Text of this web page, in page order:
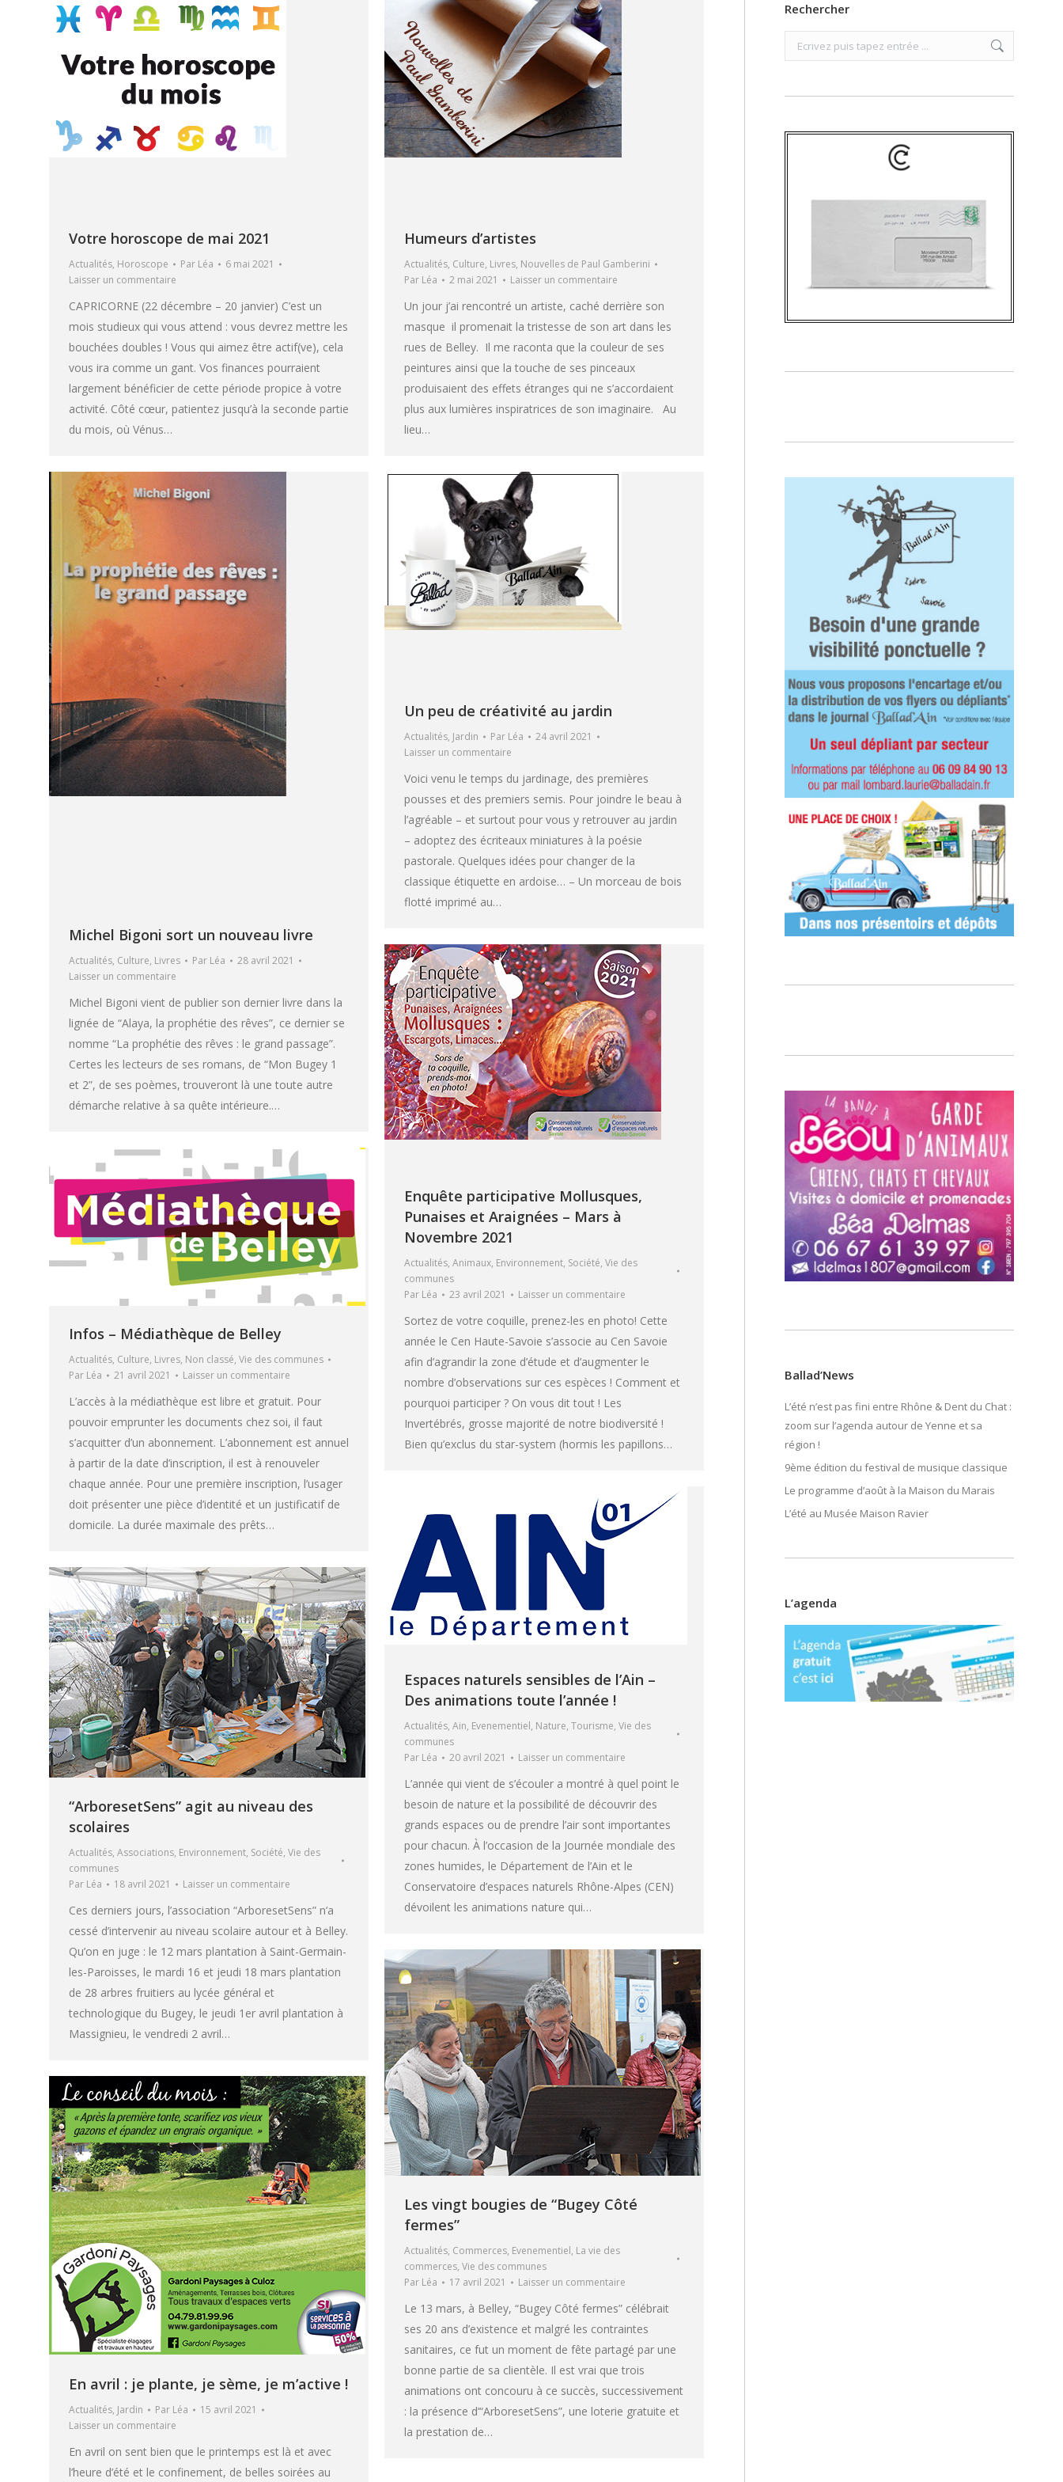
Votre horoscope de mai 2021
Actualités, Horoscope Par Léa
6 mai 2021
Laisser un commentaire
CAPRICORNE (22 décembre – 20 janvier) C’est un
mois studieux qui vous attend : vous devrez mettre les
bouchées doubles ! Vous qui aimez être actif(ve), cela
vous ira comme un gant. Vos finances pourraient
largement bénéficier de cette période propice à votre
activité. Côté cœur, patientez jusqu’à la seconde partie
du mois, où Vénus…
Humeurs d’artistes
Actualités, Culture, Livres, Nouvelles de Paul Gamberini
Par Léa 2 mai 2021 Laisser un commentaire
Un jour j’ai rencontré un artiste, caché derrière son
masque il promenait la tristesse de son art dans les
rues de Belley. Il me raconta que la couleur de ses
peintures ainsi que la touche de ses pinceaux
produisaient des effets étranges qui ne s’accordaient
plus aux lumières inspiratrices de son imaginaire. Au
lieu…
Michel Bigoni sort un nouveau livre
Actualités, Culture, Livres Par Léa
28 avril 2021
Laisser un commentaire
Michel Bigoni vient de publier son dernier livre dans la
lignée de “Alaya, la prophétie des rêves”, ce dernier se
nomme “La prophétie des rêves : le grand passage”.
Certes les lecteurs de ses romans, de “Mon Bugey 1
et 2”, de ses poèmes, trouveront là une toute autre
démarche relative à sa quête intérieure.…
Un peu de créativité au jardin
Actualités, Jardin Par Léa
24 avril 2021
Laisser un commentaire
Voici venu le temps du jardinage, des premières
pousses et des premiers semis. Pour joindre le beau à
l’agréable – et surtout pour vous y retrouver au jardin
– adoptez des écriteaux miniatures à la poésie
pastorale. Quelques idées pour changer de la
classique étiquette en ardoise… – Un morceau de bois
flotté imprimé au…
Enquête participative Mollusques,
Punaises et Araignées – Mars à
Novembre 2021
Actualités, Animaux, Environnement, Société, Vie des
communes
Par Léa 23 avril 2021 Laisser un commentaire
Sortez de votre coquille, prenez-les en photo! Cette
année le Cen Haute-Savoie s’associe au Cen Savoie
afin d’agrandir la zone d’étude et d’augmenter le
nombre d’observations sur ces espèces ! Comment et
pourquoi participer ? On vous dit tout ! Les
Invertébrés, grosse majorité de notre biodiversité !
Bien qu’exclus du star-system (hormis les papillons…
Infos – Médiathèque de Belley
Actualités, Culture, Livres, Non classé, Vie des communes
Par Léa 21 avril 2021 Laisser un commentaire
L’accès à la médiathèque est libre et gratuit. Pour
pouvoir emprunter les documents chez soi, il faut
s’acquitter d’un abonnement. L’abonnement est annuel
à partir de la date d’inscription, il est à renouveler
chaque année. Pour une première inscription, l’usager
doit présenter une pièce d’identité et un justificatif de
domicile. La durée maximale des prêts…
Espaces naturels sensibles de l’Ain –
Des animations toute l’année !
Actualités, Ain, Evenementiel, Nature, Tourisme, Vie des
communes
Par Léa 20 avril 2021 Laisser un commentaire
L’année qui vient de s’écouler a montré à quel point le
besoin de nature et la possibilité de découvrir des
grands espaces ou de prendre l’air sont importantes
pour chacun. À l’occasion de la Journée mondiale des
zones humides, le Département de l’Ain et le
Conservatoire d’espaces naturels Rhône-Alpes (CEN)
dévoilent les animations nature qui…
“ArboresetSens” agit au niveau des
scolaires
Actualités, Associations, Environnement, Société, Vie des
communes
Par Léa 18 avril 2021 Laisser un commentaire
Ces derniers jours, l’association “ArboresetSens” n’a
cessé d’intervenir au niveau scolaire autour et à Belley.
Qu’on en juge : le 12 mars plantation à Saint-Germain-
les-Paroisses, le mardi 16 et jeudi 18 mars plantation
de 28 arbres fruitiers au lycée général et
technologique du Bugey, le jeudi 1er avril plantation à
Massignieu, le vendredi 2 avril…
Les vingt bougies de “Bugey Côté
fermes”
Actualités, Commerces, Evenementiel, La vie des
commerces, Vie des communes
Par Léa 17 avril 2021 Laisser un commentaire
Le 13 mars, à Belley, “Bugey Côté fermes” célébrait
ses 20 ans d’existence et malgré les contraintes
sanitaires, ce fut un moment de fête partagé par une
bonne partie de sa clientèle. Il est vrai que trois
animations ont concouru à ce succès, successivement
: la présence d’“ArboresetSens”, une loterie gratuite et
la prestation de…
En avril : je plante, je sème, je m’active !
Actualités, Jardin Par Léa
15 avril 2021
Laisser un commentaire
En avril on sent bien que le printemps est là et avec
l’heure d’été et le confinement, de belles soirées au
Rechercher
Search:
Ballad’News
L’été n’est pas fini entre Rhône & Dent du Chat :
zoom sur l’agenda autour de Yenne et sa
région !
9ème édition du festival de musique classique
Le programme d’août à la Maison du Marais
L’été au Musée Maison Ravier
L’agenda